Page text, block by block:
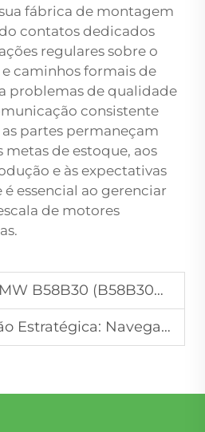
fábrica de montagem
contatos dedicados
regulares sobre o
caminhos formais de
problemas de qualidade
consistente
partes permaneçam
metas de estoque, aos
e às expectativas
essencial ao gerenciar
de motores
B58B30C): Especificações, Falhas Comuns e Soluções Remanufaturadas
no Atacado de Motores Usados para Montagem de Blocos de Motor e Varejo de Motores